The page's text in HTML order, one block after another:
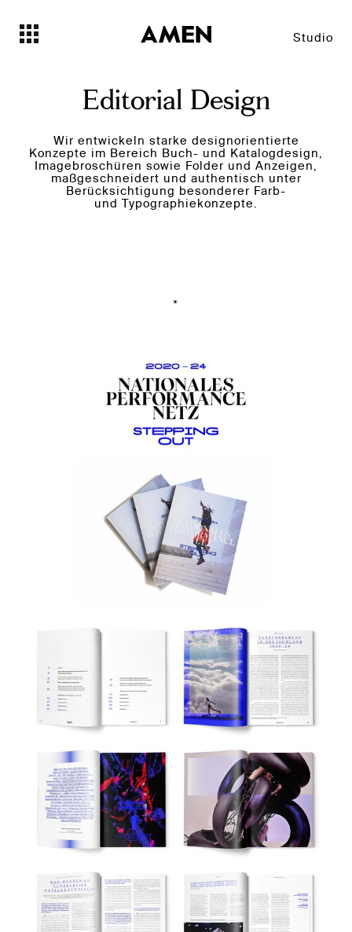
Studio
Editorial Design
Wir entwickeln starke designorientierte
Konzepte im Bereich Buch- und Katalogdesign,
Imagebroschüren sowie Folder und Anzeigen,
maßgeschneidert und authentisch unter
Berücksichtigung besonderer Farb-
und Typographiekonzepte.
*